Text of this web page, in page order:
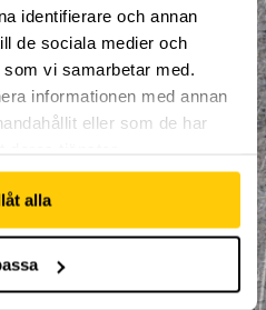
identifierare och annan
de sociala medier och
vi samarbetar med.
informationen med annan
eller som de har
alla
0
0